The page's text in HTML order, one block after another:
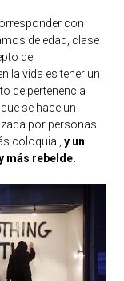
con
de edad, clase
de
la vida es tener un
de pertenencia
se hace un
por personas
coloquial, y un
más rebelde.